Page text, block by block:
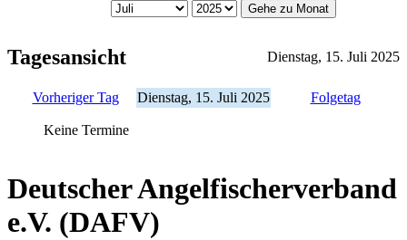
Gehe zu Monat
Tagesansicht Dienstag, 15. Juli 2025
Vorheriger Tag Dienstag, 15. Juli 2025 Folgetag
Keine Termine
Deutscher Angelfischerverband
e.V. (DAFV)